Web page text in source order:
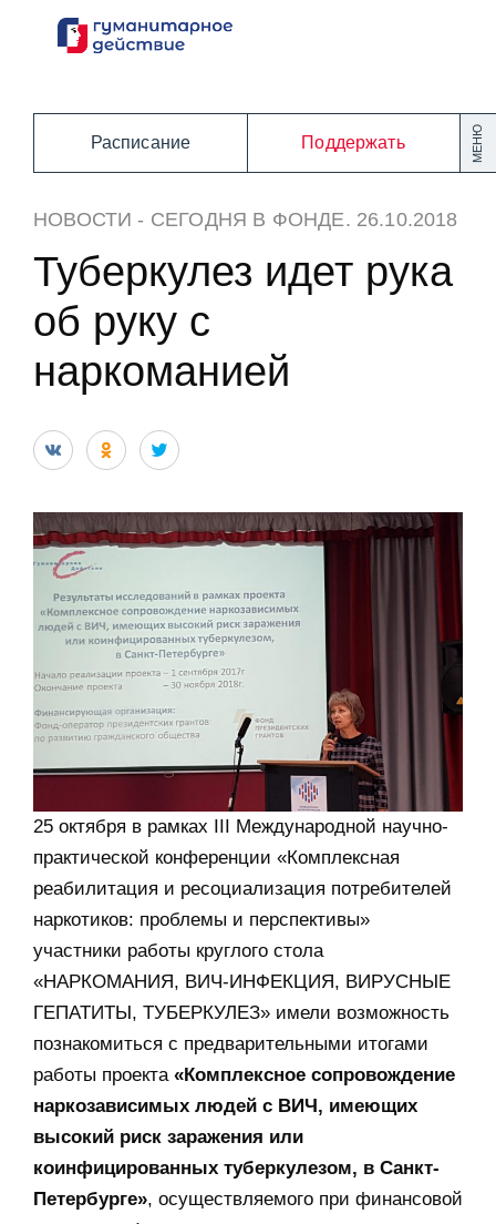
Перейти
МЕНЮ
Расписание Поддержать
НОВОСТИ - СЕГОДНЯ В ФОНДЕ. 26.10.2018
Туберкулез идет рука
об руку с
наркоманией
25 октября в рамках III Международной научно-
практической конференции «Комплексная
реабилитация и ресоциализация потребителей
наркотиков: проблемы и перспективы»
участники работы круглого стола
«НАРКОМАНИЯ, ВИЧ-ИНФЕКЦИЯ, ВИРУСНЫЕ
ГЕПАТИТЫ, ТУБЕРКУЛЕЗ» имели возможность
познакомиться с предварительными итогами
работы проекта «Комплексное сопровождение
наркозависимых людей с ВИЧ, имеющих
высокий риск заражения или
коинфицированных туберкулезом, в Санкт-
Петербурге», осуществляемого при финансовой